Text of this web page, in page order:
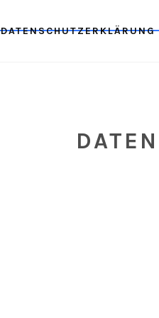
DATENSCHUTZERKLÄRUNG